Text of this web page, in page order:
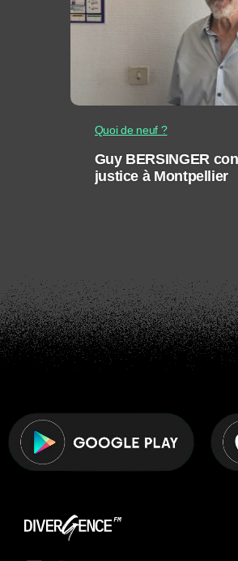
Quoi de neuf ?
Guy BERSINGER
justice à Montpellier